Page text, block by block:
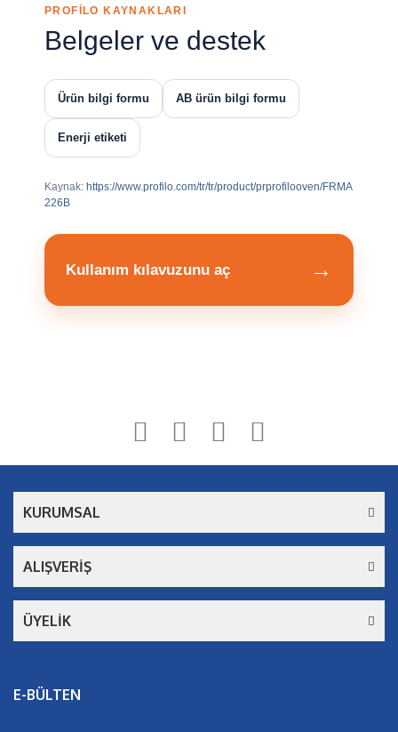
PROFİLO KAYNAKLARI
Belgeler ve destek
Ürün bilgi formu AB ürün bilgi formu
Enerji etiketi
Kaynak: https://www.profilo.com/tr/tr/product/prprofilooven/FRMA
226B
Kullanım kılavuzunu aç →
KURUMSAL
ALIŞVERİŞ
ÜYELİK
E-BÜLTEN